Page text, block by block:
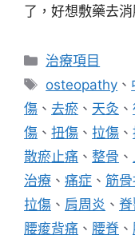
了，好想敷藥去
分
治療項目
標
籤
osteopathy 、
傷 、 去瘀 、 天灸 、
傷 、 扭傷 、 拉傷 、
散瘀止痛 、 整骨 、
治療 、 痛症 、 筋
拉傷 、 肩周炎 、
腰痠背痛 、 腰脊 、